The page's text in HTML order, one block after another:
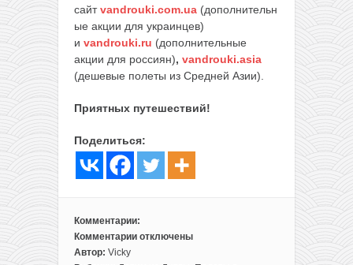
сайтvandrouki.com.ua (дополнительн
ые акции для украинцев)
и vandrouki.ru (дополнительные
акции для россиян), vandrouki.asia
(дешевые полеты из Средней Азии).
Приятных путешествий!
Поделиться:
Комментарии:
Комментарии
к
отключены
Автор: Vicky